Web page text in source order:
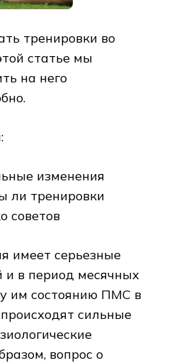
тренировки во
статье мы
на него
изменения
ли тренировки
советов
имеет серьезные
и в период месячных
им состоянию ПМС в
сильные
вопрос о